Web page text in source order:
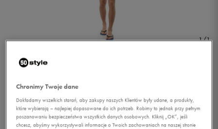
1/1
LOTTO SZORTY PORETTO
Chronimy Twoje dane
Dokładamy wszelkich starań, aby zakupy naszych Klientów były udane, a produkty,
które wybierają – najlepiej dopasowane do ich potrzeb. Robimy to jednak przy pełnym
poszanowaniu bezpieczeństwa wszystkich danych osobowych. Kliknij „OK”, jeśli
chcesz, abyśmy wykorzystywali informacje o Twoich zachowaniach na naszej stronie